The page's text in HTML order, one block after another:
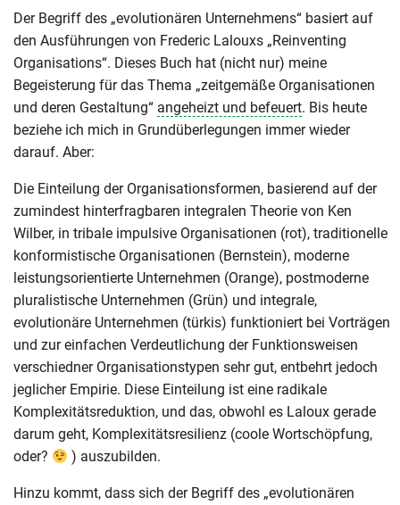
Der Begriff des „evolutionären Unternehmens“ basiert auf
den Ausführungen von Frederic Lalouxs „Reinventing
Organisations“. Dieses Buch hat (nicht nur) meine
Begeisterung für das Thema „zeitgemäße Organisationen
und deren Gestaltung“ angeheizt und befeuert. Bis heute
beziehe ich mich in Grundüberlegungen immer wieder
darauf. Aber:
Die Einteilung der Organisationsformen, basierend auf der
zumindest hinterfragbaren integralen Theorie von Ken
Wilber, in tribale impulsive Organisationen (rot), traditionelle
konformistische Organisationen (Bernstein), moderne
leistungsorientierte Unternehmen (Orange), postmoderne
pluralistische Unternehmen (Grün) und integrale,
evolutionäre Unternehmen (türkis) funktioniert bei Vorträgen
und zur einfachen Verdeutlichung der Funktionsweisen
verschiedner Organisationstypen sehr gut, entbehrt jedoch
jeglicher Empirie. Diese Einteilung ist eine radikale
Komplexitätsreduktion, und das, obwohl es Laloux gerade
darum geht, Komplexitätsresilienz (coole Wortschöpfung,
oder?
) auszubilden.
Hinzu kommt, dass sich der Begriff des „evolutionären